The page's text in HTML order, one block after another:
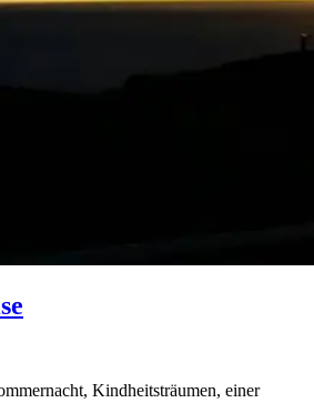
Kindheitsträumen, einer